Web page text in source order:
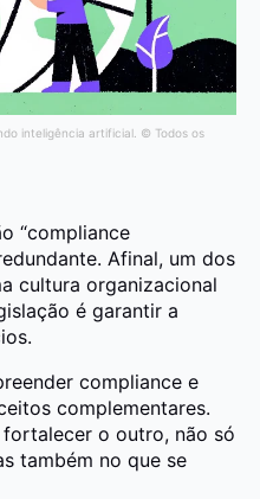
inteligência artificial. © Todos os
“compliance
Afinal, um dos
cultura organizacional
é garantir a
compliance e
complementares.
o outro, não só
também no que se